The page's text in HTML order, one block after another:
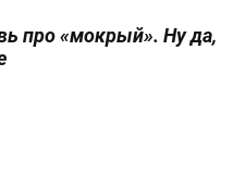
про «мокрый». Ну да,